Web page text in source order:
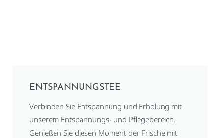
ENTSPANNUNGSTEE
Verbinden Sie Entspannung und Erholung mit
unserem Entspannungs- und Pflegebereich.
Genießen Sie diesen Moment der Frische mit